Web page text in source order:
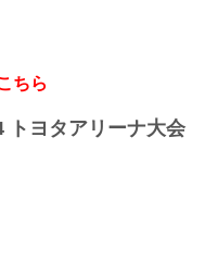
ちら
トヨタアリーナ大会